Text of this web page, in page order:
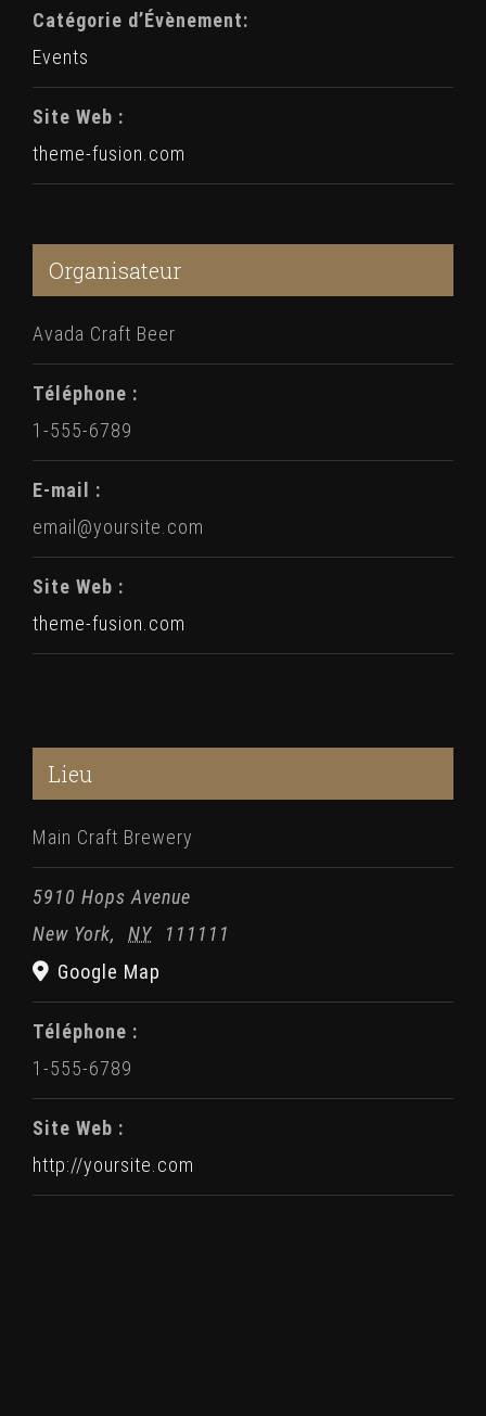
Catégorie d’Évènement:
Events
Site Web :
theme-fusion.com
Organisateur
Avada Craft Beer
Téléphone :
1-555-6789
E-mail :
email@yoursite.com
Site Web :
theme-fusion.com
Lieu
Main Craft Brewery
5910 Hops Avenue
New York, NY
111111
Google Map
Téléphone :
1-555-6789
Site Web :
http://yoursite.com